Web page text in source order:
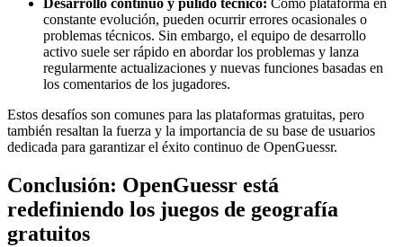
constante evolución, pueden ocurrir errores ocasionales o
problemas técnicos. Sin embargo, el equipo de desarrollo
activo suele ser rápido en abordar los problemas y lanza
regularmente actualizaciones y nuevas funciones basadas en
los comentarios de los jugadores.
Estos desafíos son comunes para las plataformas gratuitas, pero
también resaltan la fuerza y la importancia de su base de usuarios
dedicada para garantizar el éxito continuo de OpenGuessr.
Conclusión: OpenGuessr está
redefiniendo los juegos de geografía
gratuitos